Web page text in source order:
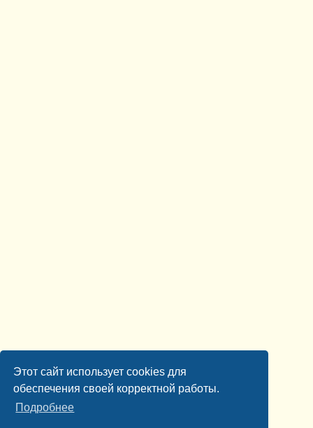
Этот сайт использует cookies для
обеспечения своей корректной работы.
Подробнее